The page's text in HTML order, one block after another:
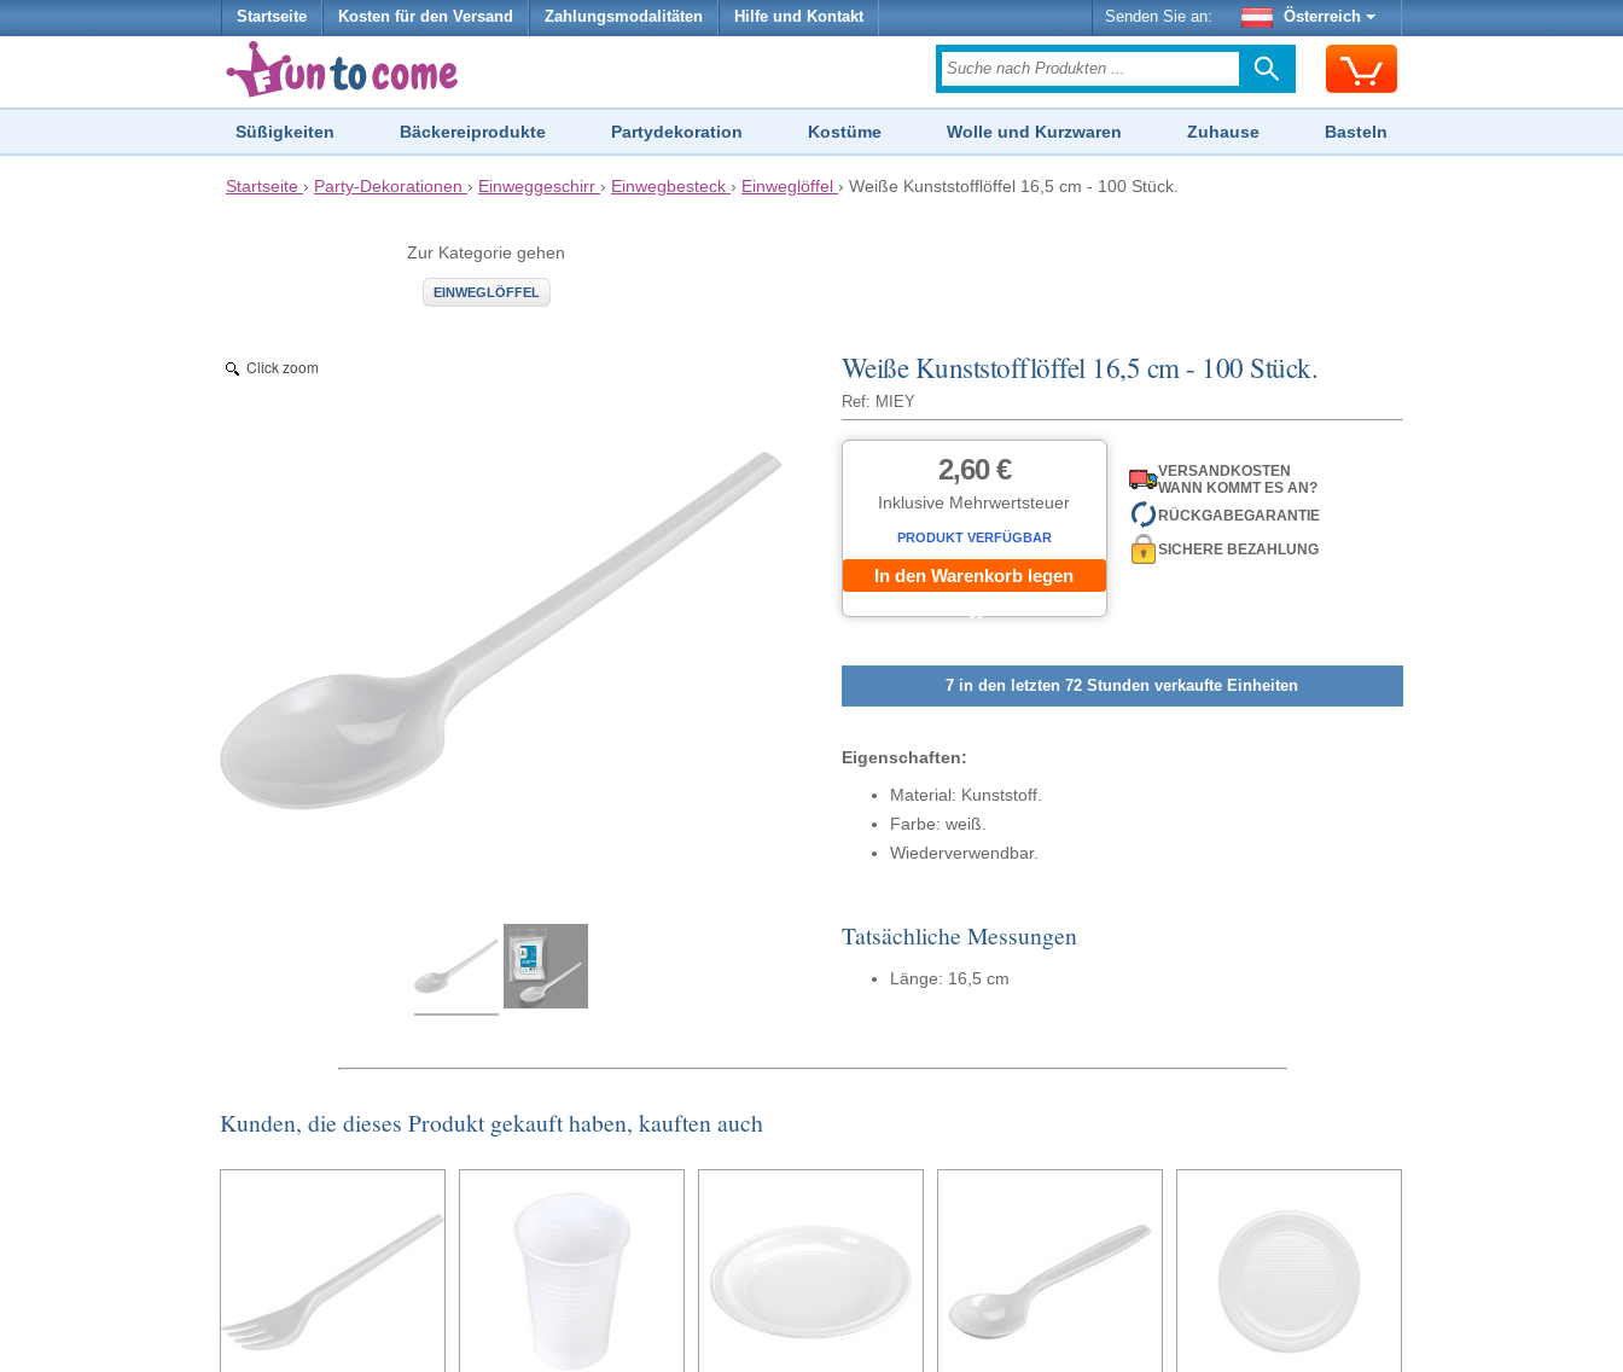
Startseite Kosten für den Versand Zahlungsmodalitäten Hilfe und Kontakt Senden Sie an: Österreich
Süßigkeiten Bäckereiprodukte Partydekoration Kostüme Wolle und Kurzwaren Zuhause Basteln
Startseite › Party-Dekorationen › Einweggeschirr › Einwegbesteck › Einweglöffel › Weiße Kunststofflöffel 16,5 cm - 100 Stück.
Zur Kategorie gehen
EINWEGLÖFFEL
Weiße Kunststofflöffel 16,5 cm - 100 Stück.
Ref: MIEY
Click zoom
2,60 €
Inklusive Mehrwertsteuer
PRODUKT VERFÜGBAR
In den Warenkorb legen
VERSANDKOSTEN
WANN KOMMT ES AN?
RÜCKGABEGARANTIE
SICHERE BEZAHLUNG
7 in den letzten 72 Stunden verkaufte Einheiten
Eigenschaften:
Material: Kunststoff.
Farbe: weiß.
Wiederverwendbar.
Tatsächliche Messungen
Länge: 16,5 cm
Kunden, die dieses Produkt gekauft haben, kauften auch